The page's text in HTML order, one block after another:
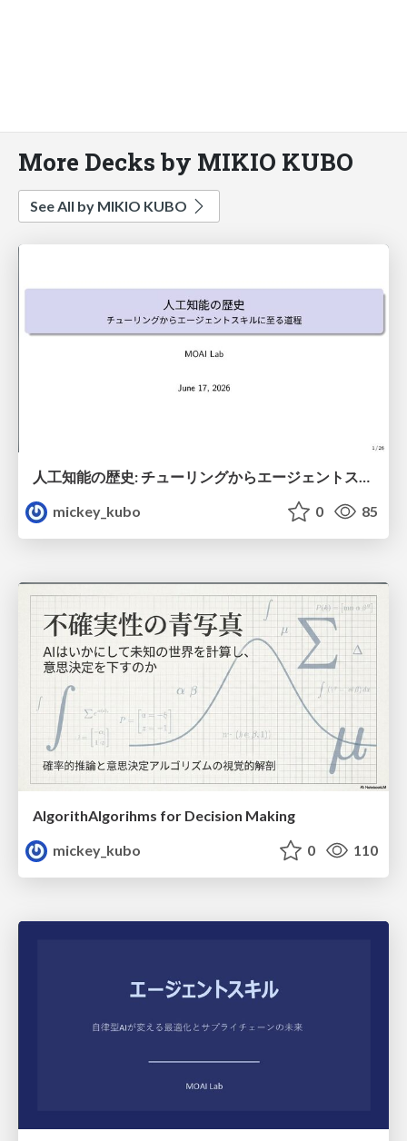
More Decks by MIKIO KUBO
See All by MIKIO KUBO
人工知能の歴史: チューリングからエージェントスキルに至る道程}
mickey_kubo
0 85
AlgorithAlgorihms for Decision Making
mickey_kubo
0 110